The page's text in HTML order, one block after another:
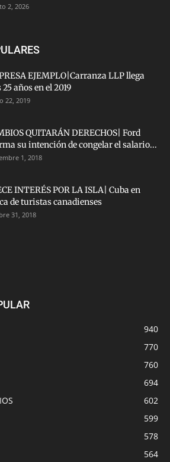
2, 2026
EJEMPLO|Carranza LLP llega
25 años en el 2019
22, 2019
QUITARÁN DERECHOS| Ford
su intención de congelar el salario...
1, 2018
INTERÉS POR LA ISLA| Cuba en
de turistas canadienses
31, 2018
940
770
760
694
602
599
578
564